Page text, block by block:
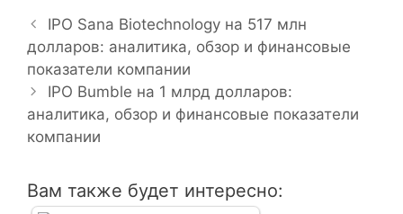
б
р
и
к
и
а
в
и
г
а
ц
я
з
IPO Sana Biotechnology на 517 млн
долларов: аналитика, обзор и финансовые
показатели компании
IPO Bumble на 1 млрд долларов:
аналитика, обзор и финансовые показатели
компании
Вам также будет интересно: